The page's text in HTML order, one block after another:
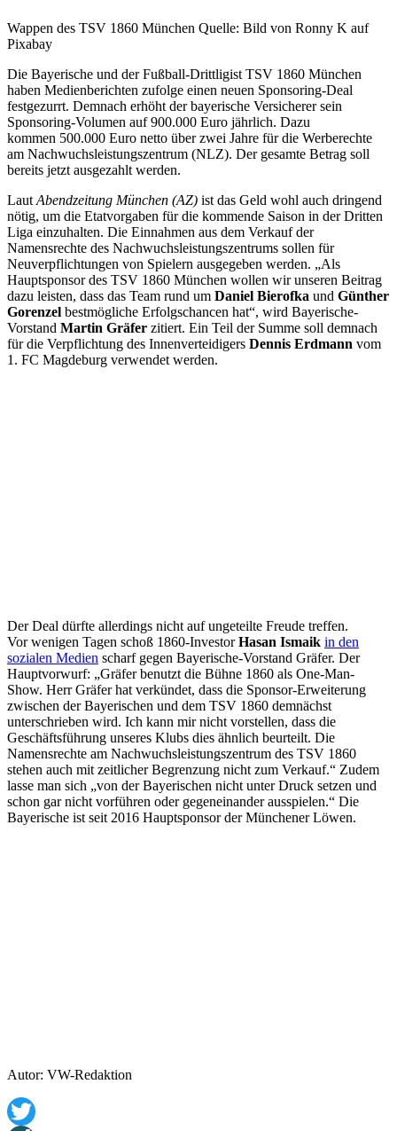
Wappen des TSV 1860 München Quelle: Bild von Ronny K auf
Pixabay
Die Bayerische und der Fußball-Drittligist TSV 1860 München
haben Medienberichten zufolge einen neuen Sponsoring-Deal
festgezurrt. Demnach erhöht der bayerische Versicherer sein
Sponsoring-Volumen auf 900.000 Euro jährlich. Dazu
kommen 500.000 Euro netto über zwei Jahre für die Werberechte
am Nachwuchsleistungszentrum (NLZ). Der gesamte Betrag soll
bereits jetzt ausgezahlt werden.
LautAbendzeitung München (AZ) ist das Geld wohl auch dringend
nötig, um die Etatvorgaben für die kommende Saison in der Dritten
Liga einzuhalten. Die Einnahmen aus dem Verkauf der
Namensrechte des Nachwuchsleistungszentrums sollen für
Neuverpflichtungen von Spielern ausgegeben werden. „Als
Hauptsponsor des TSV 1860 München wollen wir unseren Beitrag
dazu leisten, dass das Team rund um Daniel Bierofka und Günther
Gorenzel bestmögliche Erfolgschancen hat“, wird Bayerische-
Vorstand Martin Gräfer zitiert. Ein Teil der Summe soll demnach
für die Verpflichtung des Innenverteidigers Dennis Erdmann vom
1. FC Magdeburg verwendet werden.
Der Deal dürfte allerdings nicht auf ungeteilte Freude treffen.
Vor wenigen Tagen schoß 1860-InvestorHasan Ismaik in den
sozialen Medien scharf gegen Bayerische-Vorstand Gräfer. Der
Hauptvorwurf: „Gräfer benutzt die Bühne 1860 als One-Man-
Show. Herr Gräfer hat verkündet, dass die Sponsor-Erweiterung
zwischen der Bayerischen und dem TSV 1860 demnächst
unterschrieben wird. Ich kann mir nicht vorstellen, dass die
Geschäftsführung unseres Klubs dies ähnlich beurteilt. Die
Namensrechte am Nachwuchsleistungszentrum des TSV 1860
stehen auch mit zeitlicher Begrenzung nicht zum Verkauf.“ Zudem
lasse man sich „von der Bayerischen nicht unter Druck setzen und
schon gar nicht vorführen oder gegeneinander ausspielen.“ Die
Bayerische ist seit 2016 Hauptsponsor der Münchener Löwen.
Autor: VW-Redaktion